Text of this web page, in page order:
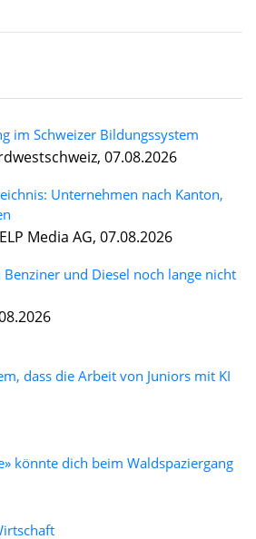
im Schweizer Bildungssystem
07.08.2026
Unternehmen nach Kanton,
Media AG, 07.08.2026
und Diesel noch lange nicht
dass die Arbeit von Juniors mit KI
könnte dich beim Waldspaziergang